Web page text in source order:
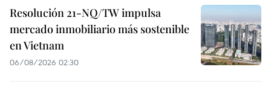
Resolución 21-NQ/TW impulsa
mercado inmobiliario más sostenible
en Vietnam
06/08/2026 02:30